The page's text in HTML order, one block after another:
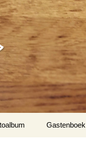
Gastenboek